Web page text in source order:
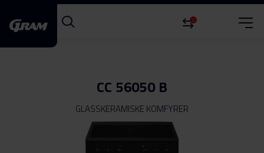
0
CC 56050 B
GLASSKERAMISKE KOMFYRER